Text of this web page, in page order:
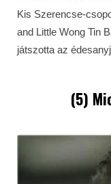
Kis Szerencse-
and Little Wong Tin
játszotta az
(5)